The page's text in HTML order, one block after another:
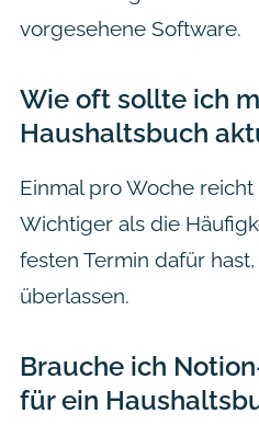
vorgesehene Software.
Wie oft sollte ich
Haushaltsbuch
Einmal pro Woche
Wichtiger als die
festen Termin dafür
überlassen.
Brauche ich
für ein